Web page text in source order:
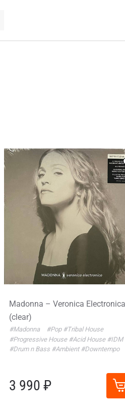
Madonna – Veronica Electronica
(clear)
#Madonna #Pop #Tribal House
#Progressive House #Acid House #IDM
#Drum n Bass #Ambient #Downtempo
3 990 ₽